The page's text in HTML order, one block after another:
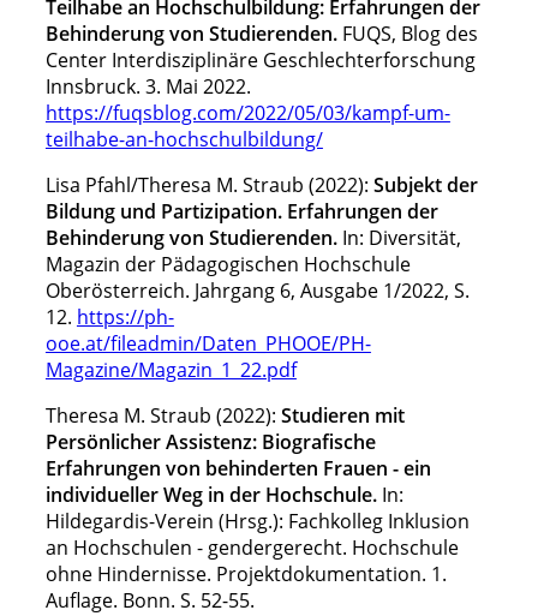
Teilhabe an Hochschulbildung: Erfahrungen der
Behinderung von Studierenden. FUQS, Blog des
Center Interdisziplinäre Geschlechterforschung
Innsbruck. 3. Mai 2022.
https://fuqsblog.com/2022/05/03/kampf-um-
teilhabe-an-hochschulbildung/
Lisa Pfahl/Theresa M. Straub (2022): Subjekt der
Bildung und Partizipation. Erfahrungen der
Behinderung von Studierenden. In: Diversität,
Magazin der Pädagogischen Hochschule
Oberösterreich. Jahrgang 6, Ausgabe 1/2022, S.
12. https://ph-
ooe.at/fileadmin/Daten_PHOOE/PH-
Magazine/Magazin_1_22.pdf
Theresa M. Straub (2022): Studieren mit
Persönlicher Assistenz: Biografische
Erfahrungen von behinderten Frauen - ein
individueller Weg in der Hochschule. In:
Hildegardis-Verein (Hrsg.): Fachkolleg Inklusion
an Hochschulen - gendergerecht. Hochschule
ohne Hindernisse. Projektdokumentation. 1.
Auflage. Bonn. S. 52-55.